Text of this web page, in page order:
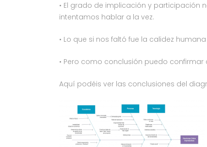
• El grado de implicación y participación
intentamos hablar a la vez.
• Lo que si nos faltó fue la calidez
• Pero como conclusión puedo
Aquí podéis ver las conclusiones del